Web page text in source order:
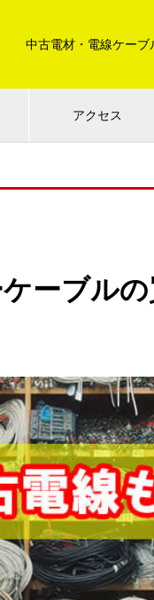
中古電材・電線ケーブ
アクセス
ーブルの